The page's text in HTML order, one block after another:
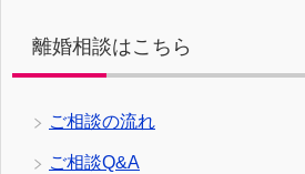
離婚相談はこちら
ご相談の流れ
ご相談Q&A